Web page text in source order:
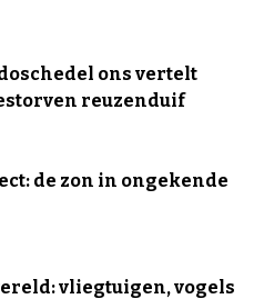
ons vertelt
reuzenduif
de zon in ongekende
vliegtuigen, vogels